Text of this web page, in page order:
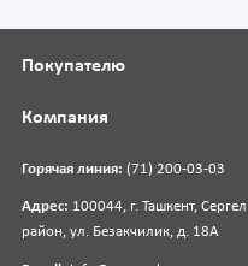
Горячая линия: (71) 200-03-03
Адрес: 100044, г. Ташкент,
район, ул. Безакчилик, д. 18А
Покупателю
Компания